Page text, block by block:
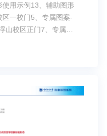
用示例13、辅助图形
一校门5、专属图案-
山校区正门7、专属图
船8、专属图案-海浪